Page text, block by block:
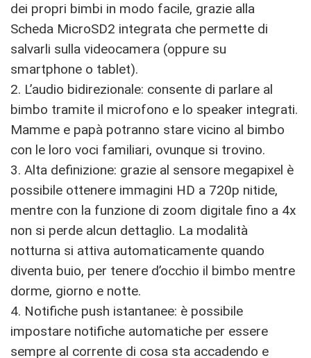
dei propri bimbi in modo facile, grazie alla
Scheda MicroSD2 integrata che permette di
salvarli sulla videocamera (oppure su
smartphone o tablet).
2. L’audio bidirezionale: consente di parlare al
bimbo tramite il microfono e lo speaker integrati.
Mamme e papà potranno stare vicino al bimbo
con le loro voci familiari, ovunque si trovino.
3. Alta definizione: grazie al sensore megapixel è
possibile ottenere immagini HD a 720p nitide,
mentre con la funzione di zoom digitale fino a 4x
non si perde alcun dettaglio. La modalità
notturna si attiva automaticamente quando
diventa buio, per tenere d’occhio il bimbo mentre
dorme, giorno e notte.
4. Notifiche push istantanee: è possibile
impostare notifiche automatiche per essere
sempre al corrente di cosa sta accadendo e